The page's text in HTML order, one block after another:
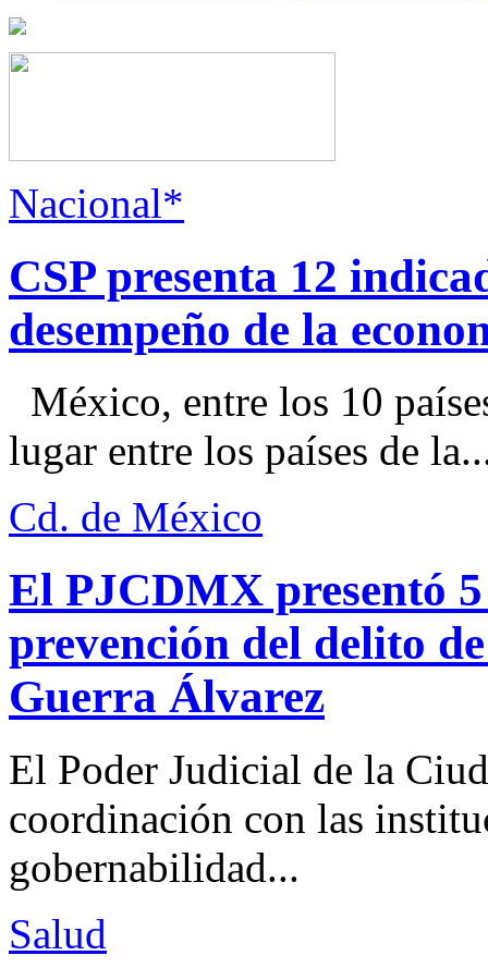
Nacional*
CSP presenta 12
desempeño de la
México, entre los 10
lugar entre los países de
Cd. de México
El PJCDMX presentó
prevención del delito
Guerra Álvarez
El Poder Judicial de la
coordinación con las
gobernabilidad...
Salud